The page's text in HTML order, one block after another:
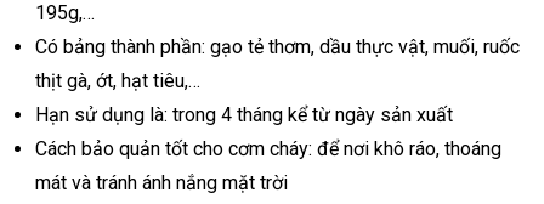
195g,…
Có bảng thành phần: gạo tẻ thơm, dầu thực vật, muối, ruốc
thịt gà, ớt, hạt tiêu,…
Hạn sử dụng là: trong 4 tháng kể từ ngày sản xuất
Cách bảo quản tốt cho cơm cháy: để nơi khô ráo, thoáng
mát và tránh ánh nắng mặt trời